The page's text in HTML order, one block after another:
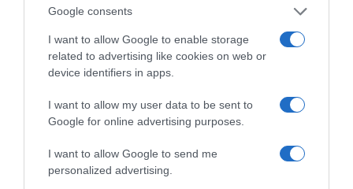
Google consents
I want to allow Google to enable storage
related to advertising like cookies on web or
device identifiers in apps.
I want to allow my user data to be sent to
Google for online advertising purposes.
I want to allow Google to send me
personalized advertising.
ΓΙΑ ΤΟ ΚΑΛΟΚΑΊΡΙ ΣΟΥ →
ΡΟΗ ΕΙΔΗΣΕΩΝ
ΥΠΕΞ!